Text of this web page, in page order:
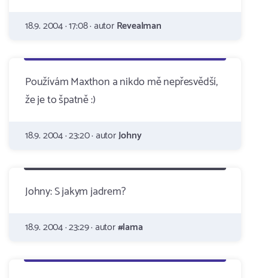
18.9. 2004 · 17:08 · autorRevealman
Používám Maxthon a nikdo mě nepřesvědší,
že je to špatně :)
18.9. 2004 · 23:20 · autorJohny
Johny: S jakym jadrem?
18.9. 2004 · 23:29 · autor#lama